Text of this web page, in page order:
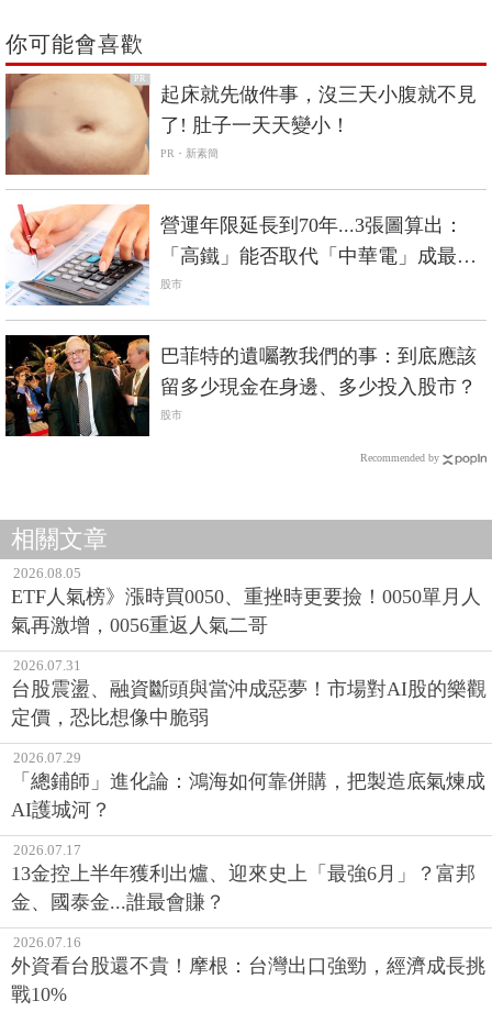
你可能會喜歡
PR
起床就先做件事，沒三天小腹就不見
了! 肚子一天天變小！
PR・新素簡
營運年限延長到70年...3張圖算出：
「高鐵」能否取代「中華電」成最佳
定存股？
股市
巴菲特的遺囑教我們的事：到底應該
留多少現金在身邊、多少投入股市？
股市
Recommended by
相關文章
2026.08.05
ETF人氣榜》漲時買0050、重挫時更要撿！0050單月人
氣再激增，0056重返人氣二哥
2026.07.31
台股震盪、融資斷頭與當沖成惡夢！市場對AI股的樂觀
定價，恐比想像中脆弱
2026.07.29
「總鋪師」進化論：鴻海如何靠併購，把製造底氣煉成
AI護城河？
2026.07.17
13金控上半年獲利出爐、迎來史上「最強6月」？富邦
金、國泰金...誰最會賺？
2026.07.16
外資看台股還不貴！摩根：台灣出口強勁，經濟成長挑
戰10%